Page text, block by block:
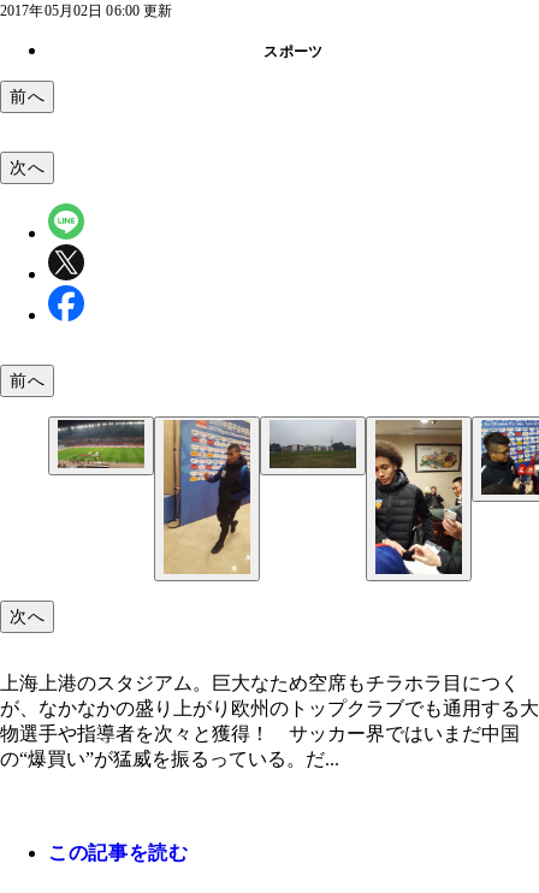
2017年05月02日 06:00 更新
スポーツ
前へ
上海上港のスタジアム。巨大なため空席もチラホ
つくが、なかなかの盛り上がり
広州富力は広大な敷地に立派なクラブハウスを建
かつてチェルシーなどを率いた上海上港のビラス
ス監督
次へ
前へ
次へ
上海上港のスタジアム。巨大なため空席もチラホラ目につく
が、なかなかの盛り上がり欧州のトップクラブでも通用する大
物選手や指導者を次々と獲得！ サッカー界ではいまだ中国
の“爆買い”が猛威を振るっている。だ...
この記事を読む